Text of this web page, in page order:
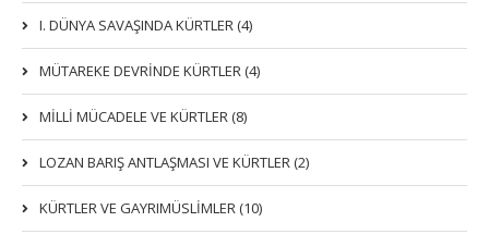
I. DÜNYA SAVAŞINDA KÜRTLER (4)
MÜTAREKE DEVRİNDE KÜRTLER (4)
MİLLİ MÜCADELE VE KÜRTLER (8)
LOZAN BARIŞ ANTLAŞMASI VE KÜRTLER (2)
KÜRTLER VE GAYRIMÜSLIMLER (10)